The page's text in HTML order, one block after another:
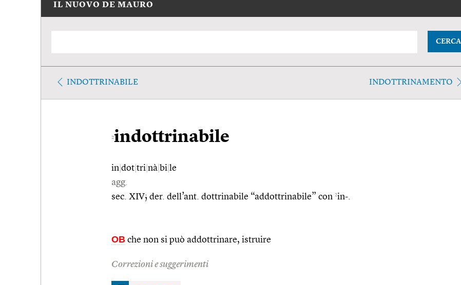
IL NUOVO DE MAURO
CERCA
INDOTTRINABILE INDOTTRINAMENTO
2indottrinabile
in dot tri nà bi le
agg.
sec. XIV; der. dell’ant. dottrinabile “addottrinabile” con 2in-.
OB che non si può addottrinare, istruire
Correzioni e suggerimenti